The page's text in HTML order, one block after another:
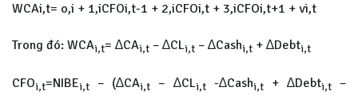
WCAi,t= o,i + 1,iCFOi,t-1 + 2,iCFOi,t + 3,iCFOi,t+1 + vi,t
Trong đó: WCAi,t= ∆CAi,t – ∆CLi,t – ∆Cashi,t + ∆Debti,t
CFOi,t=NIBEi,t – (∆CAi,t – ∆CLi,t-∆Cashi,t+ ∆Debti,t–